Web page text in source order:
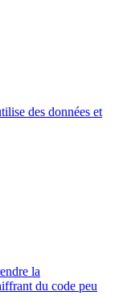
des données et
la
du code peu